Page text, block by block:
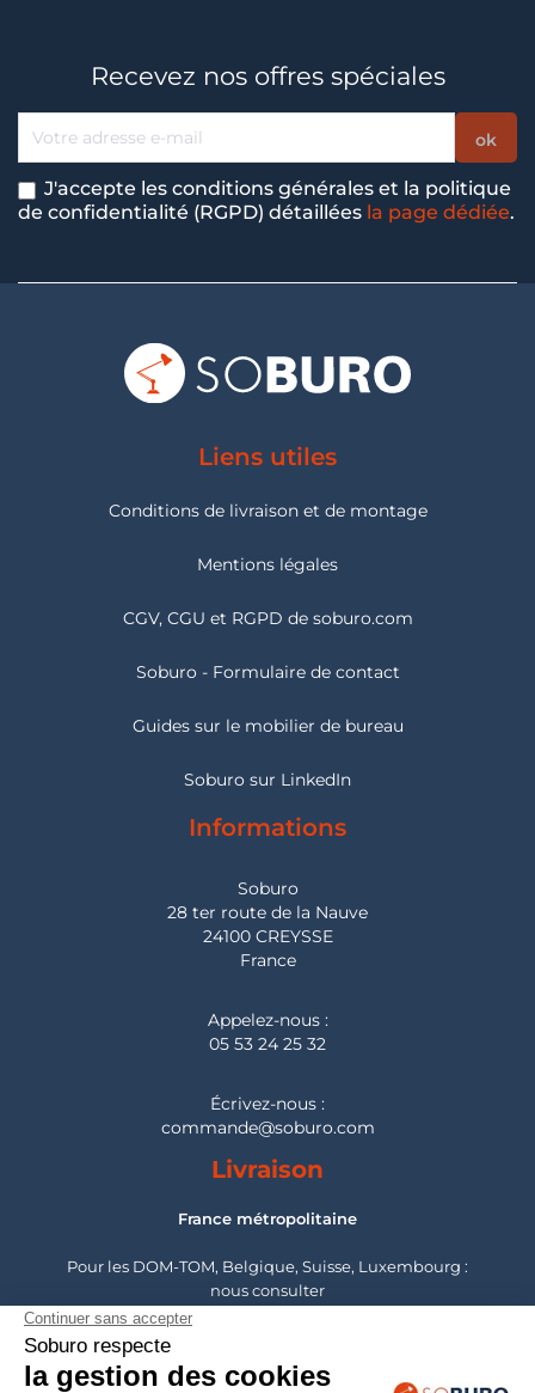
Recevez nos offres spéciales
J'accepte les conditions générales et la politique
de confidentialité (RGPD) détaillées la page dédiée.
Liens utiles
Conditions de livraison et de montage
Mentions légales
CGV, CGU et RGPD de soburo.com
Soburo - Formulaire de contact
Guides sur le mobilier de bureau
Soburo sur LinkedIn
Informations
Soburo
28 ter route de la Nauve
24100 CREYSSE
France
Appelez-nous :
05 53 24 25 32
Écrivez-nous :
commande@soburo.com
Livraison
France métropolitaine
Pour les DOM-TOM, Belgique, Suisse, Luxembourg :
nous consulter
France métropolitaine